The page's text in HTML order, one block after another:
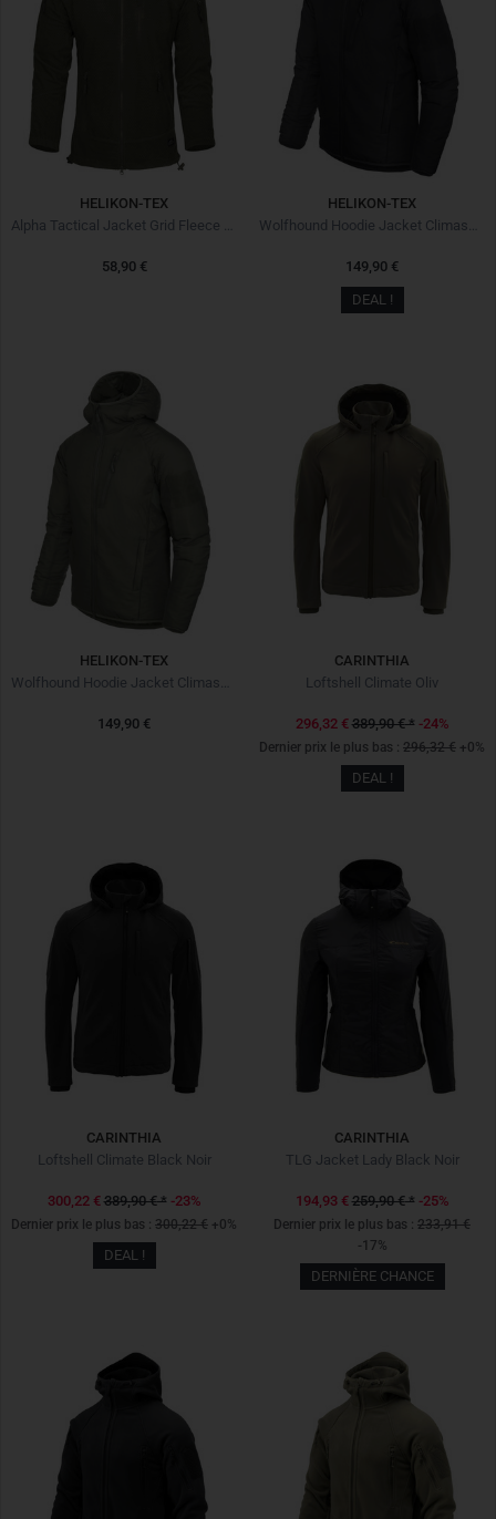
HELIKON-TEX
Alpha Tactical Jacket Grid Fleece Olive Green
58,90 €
HELIKON-TEX
Wolfhound Hoodie Jacket Climashield Black Noir
149,90 €
DEAL !
HELIKON-TEX
149,90 €
CARINTHIA
Loftshell Climate Oliv
296,32 € 389,90 €* -24%
Dernier prix le plus bas : 296,32 € +0%
DEAL !
CARINTHIA
Loftshell Climate Black Noir
300,22 € 389,90 €* -23%
Dernier prix le plus bas : 300,22 € +0%
DEAL !
CARINTHIA
TLG Jacket Lady Black Noir
194,93 € 259,90 €* -25%
Dernier prix le plus bas : 233,91 €
-17%
DERNIÈRE CHANCE